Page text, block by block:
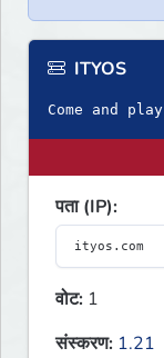
ITYOS
Come and play
पता (IP):
वोट: 1
संस्करण: 1.21